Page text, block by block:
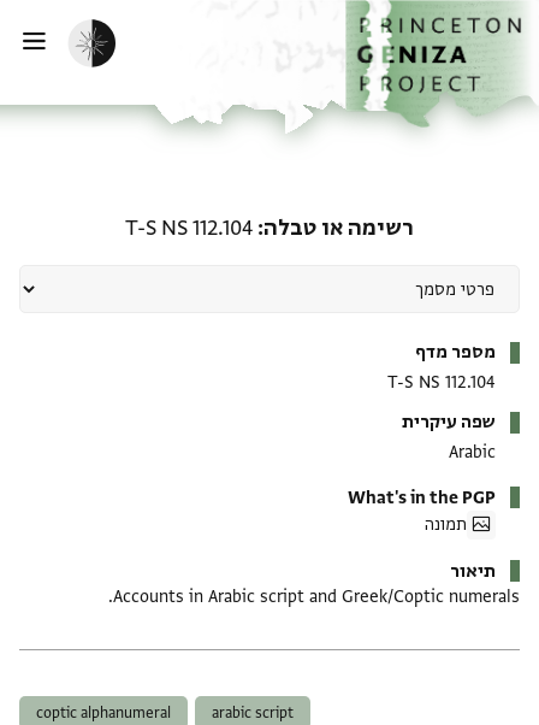
לתוכןהבית
הפעלת מצב כהה
רשימה או טבלה T-S NS 112.104
מספר מדף
T-S NS 112.104
שפה עיקרית
Arabic
What's in the PGP
תמונה
תיאור
Accounts in Arabic script and Greek/Coptic numerals.
arabic script
coptic alphanumeral